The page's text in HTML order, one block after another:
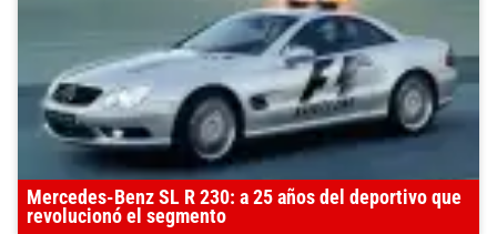
Mercedes-Benz SL R 230: a 25 años del deportivo que
revolucionó el segmento